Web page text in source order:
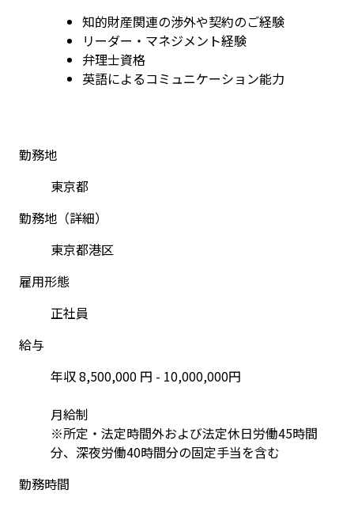
知的財産関連の渉外や契約のご経験
リーダー・マネジメント経験
弁理士資格
英語によるコミュニケーション能力
勤務地
東京都
勤務地（詳細）
東京都港区
雇用形態
正社員
給与
年収 8,500,000 円 - 10,000,000円
月給制
※所定・法定時間外および法定休日労働45時間
勤務時間